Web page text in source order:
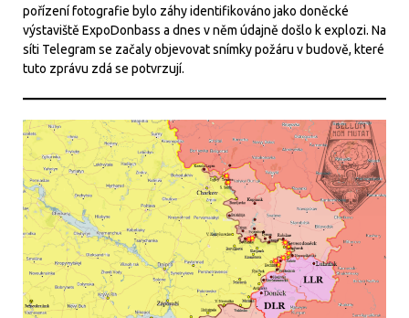
pořízení fotografie bylo záhy identifikováno jako doněcké
výstaviště ExpoDonbass a dnes v něm údajně došlo k explozi. Na
síti Telegram se začaly objevovat snímky požáru v budově, které
tuto zprávu zdá se potvrzují.